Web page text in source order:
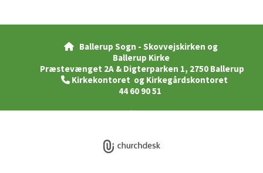

Ballerup Sogn - Skovvejskirken og
Ballerup Kirke
Præstevænget 2A & Digterparken 1, 2750 Ballerup
 Kirkekontoret og Kirkegårdskontoret
44 60 90 51